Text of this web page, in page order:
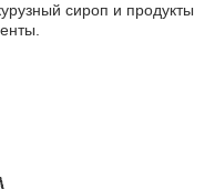
сироп и продукты